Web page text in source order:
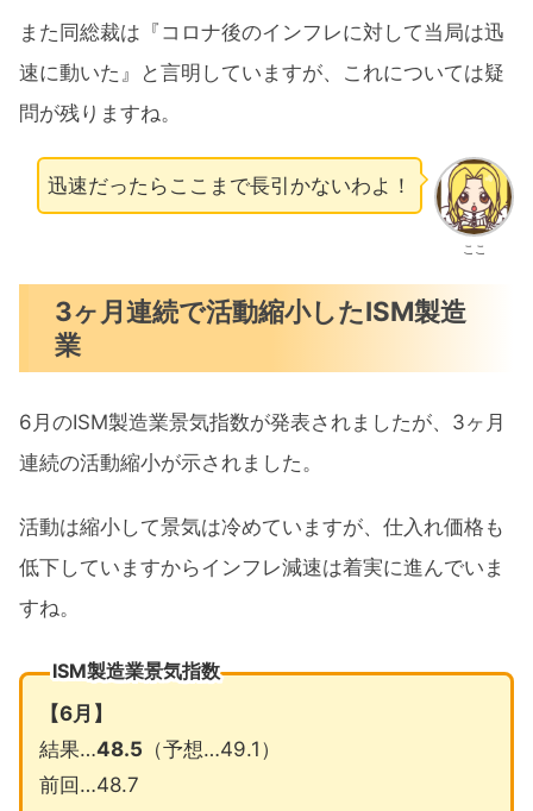
また同総裁は『コロナ後のインフレに対して当局は迅
速に動いた』と言明していますが、これについては疑
問が残りますね。
ここ
迅速だったらここまで長引かないわよ！
3ヶ月連続で活動縮小したISM製造
業
6月のISM製造業景気指数が発表されましたが、3ヶ月
連続の活動縮小が示されました。
活動は縮小して景気は冷めていますが、仕入れ価格も
低下していますからインフレ減速は着実に進んでいま
すね。
ISM製造業景気指数
【6月】
結果…48.5 （予想…49.1）
前回…48.7